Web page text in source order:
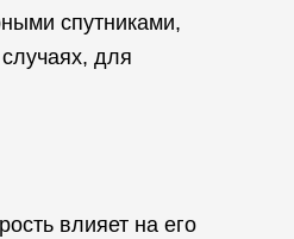
спутниками,
для
влияет на его